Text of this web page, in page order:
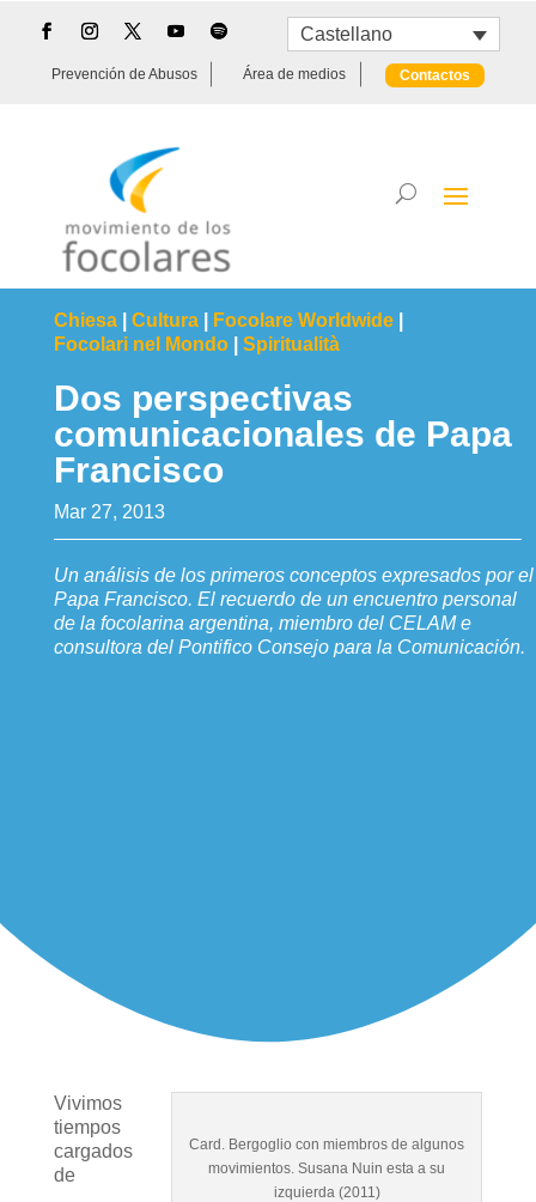
Castellano
Prevención de Abusos Área de medios Contactos
Chiesa| Cultura| Focolare Worldwide|
Focolari nel Mondo| Spiritualità
Dos perspectivas
comunicacionales de Papa
Francisco
Mar 27, 2013
Un análisis de los primeros conceptos expresados por el
Papa Francisco. El recuerdo de un encuentro personal
de la focolarina argentina, miembro del CELAM e
consultora del Pontifico Consejo para la Comunicación.
Card. Bergoglio con miembros de algunos
movimientos. Susana Nuin esta a su
izquierda (2011)
Vivimos
tiempos
cargados
de